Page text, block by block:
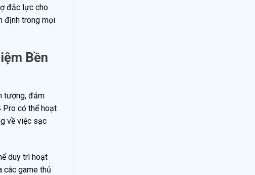
đắc lực cho
định trong mọi
Bền
tượng, đảm
Pro có thể hoạt
về việc sạc
duy trì hoạt
các game thủ